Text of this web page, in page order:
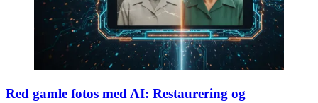
Red gamle fotos med AI: Restaurering og